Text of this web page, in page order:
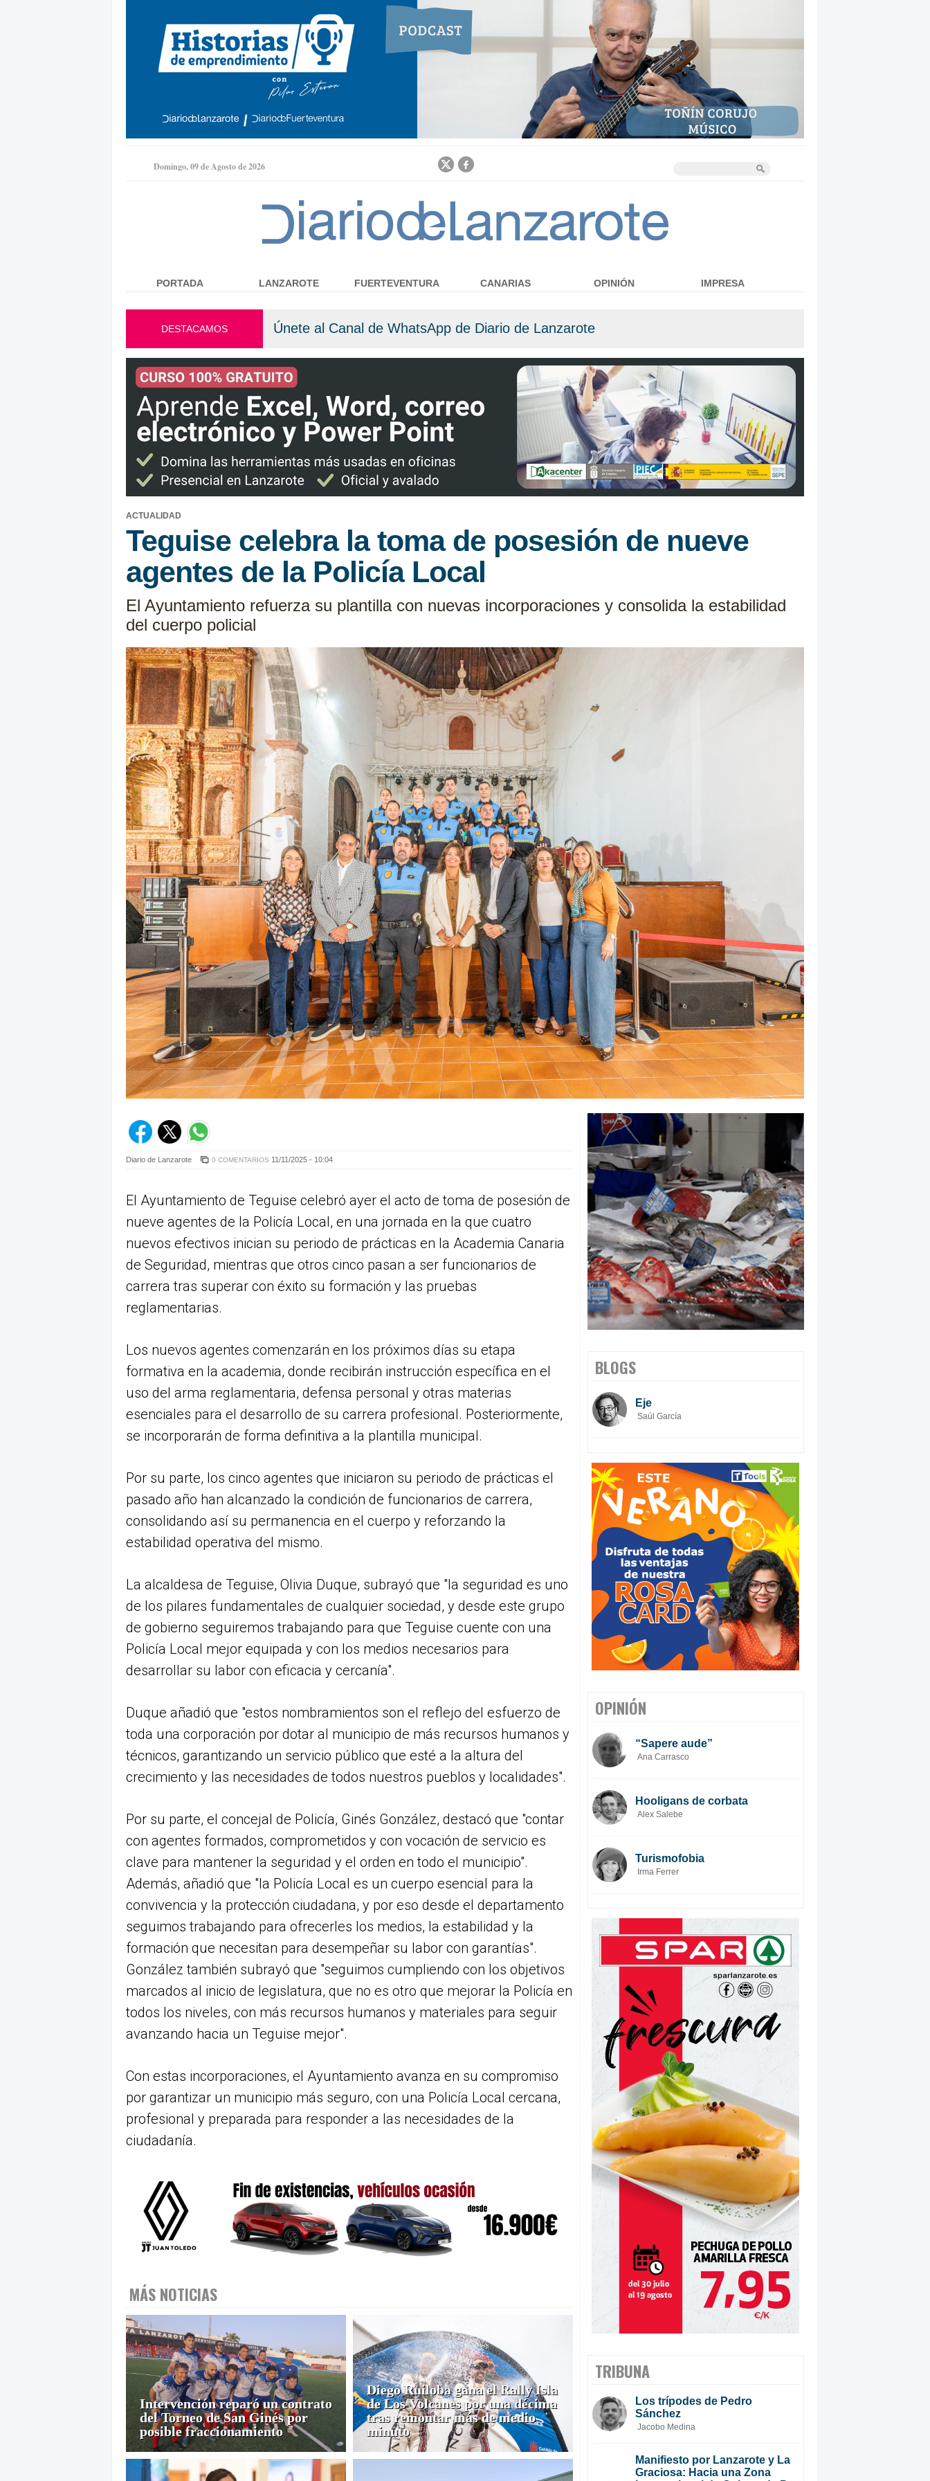
Jump to navigation
Domingo, 09 de Agosto de 2026
DESTACAMOS Únete al Canal de WhatsApp de Diario de Lanzarote
ACTUALIDAD
Teguise celebra la toma de posesión de nueve
agentes de la Policía Local
El Ayuntamiento refuerza su plantilla con nuevas incorporaciones y consolida la estabilidad
del cuerpo policial
Diario de Lanzarote 0 COMENTARIOS 11/11/2025 - 10:04
El Ayuntamiento de Teguise celebró ayer el acto de toma de posesión de
nueve agentes de la Policía Local, en una jornada en la que cuatro
nuevos efectivos inician su periodo de prácticas en la Academia Canaria
de Seguridad, mientras que otros cinco pasan a ser funcionarios de
carrera tras superar con éxito su formación y las pruebas
reglamentarias.
Los nuevos agentes comenzarán en los próximos días su etapa
formativa en la academia, donde recibirán instrucción específica en el
uso del arma reglamentaria, defensa personal y otras materias
esenciales para el desarrollo de su carrera profesional. Posteriormente,
se incorporarán de forma definitiva a la plantilla municipal.
Por su parte, los cinco agentes que iniciaron su periodo de prácticas el
pasado año han alcanzado la condición de funcionarios de carrera,
consolidando así su permanencia en el cuerpo y reforzando la
estabilidad operativa del mismo.
La alcaldesa de Teguise, Olivia Duque, subrayó que "la seguridad es uno
de los pilares fundamentales de cualquier sociedad, y desde este grupo
de gobierno seguiremos trabajando para que Teguise cuente con una
Policía Local mejor equipada y con los medios necesarios para
desarrollar su labor con eficacia y cercanía".
Duque añadió que "estos nombramientos son el reflejo del esfuerzo de
toda una corporación por dotar al municipio de más recursos humanos y
técnicos, garantizando un servicio público que esté a la altura del
crecimiento y las necesidades de todos nuestros pueblos y localidades".
Por su parte, el concejal de Policía, Ginés González, destacó que "contar
con agentes formados, comprometidos y con vocación de servicio es
clave para mantener la seguridad y el orden en todo el municipio".
Además, añadió que "la Policía Local es un cuerpo esencial para la
convivencia y la protección ciudadana, y por eso desde el departamento
seguimos trabajando para ofrecerles los medios, la estabilidad y la
formación que necesitan para desempeñar su labor con garantías".
González también subrayó que "seguimos cumpliendo con los objetivos
marcados al inicio de legislatura, que no es otro que mejorar la Policía en
todos los niveles, con más recursos humanos y materiales para seguir
avanzando hacia un Teguise mejor".
Con estas incorporaciones, el Ayuntamiento avanza en su compromiso
por garantizar un municipio más seguro, con una Policía Local cercana,
profesional y preparada para responder a las necesidades de la
ciudadanía.
MÁS NOTICIAS
Intervención reparó un contrato
del Torneo de San Ginés por
posible fraccionamiento
Diego Ruiloba gana el Rally Isla
de Los Volcanes por una décima
tras remontar más de medio
minuto
PORTADA LANZAROTE FUERTEVENTURA CANARIAS OPINIÓN IMPRESA
BLOGS
Eje
Saúl García
OPINIÓN
“Sapere aude”
Ana Carrasco
Hooligans de corbata
Alex Salebe
Turismofobia
Irma Ferrer
TRIBUNA
Los trípodes de Pedro
Sánchez
Jacobo Medina
Manifiesto por Lanzarote y La
Graciosa: Hacia una Zona